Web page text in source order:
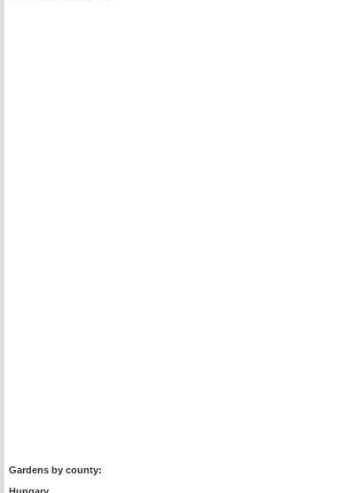
Gardens by county: